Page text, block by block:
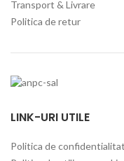
Transport & Livrare
Politica de retur
LINK-URI UTILE
Politica de